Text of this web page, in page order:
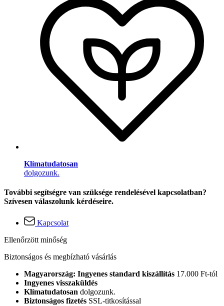
Klímatudatosan
dolgozunk.
További segítségre van szüksége rendelésével kapcsolatban?
Szívesen válaszolunk kérdéseire.
Kapcsolat
Ellenőrzött minőség
Biztonságos és megbízható vásárlás
Magyarország: Ingyenes standard kiszállítás 17.000 Ft-tól
Ingyenes visszaküldés
Klímatudatosan dolgozunk.
Biztonságos fizetés SSL-titkosítással